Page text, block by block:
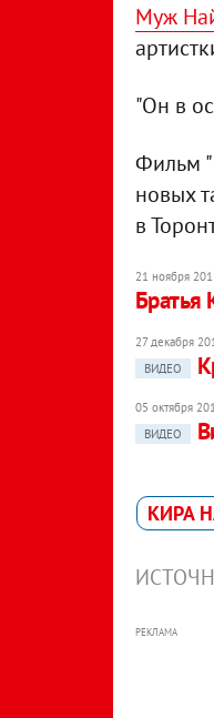
Муж
"Он в
Фильм
новых
в
21 ноября
Братья
27 декабря
ВИДЕО
05 октября
ВИДЕО
КИРА
РЕКЛАМА